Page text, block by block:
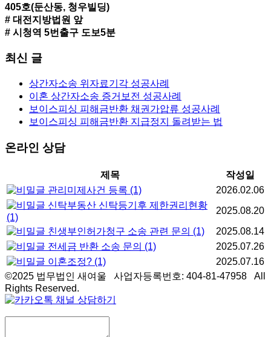
405호(둔산동, 청우빌딩)
# 대전지방법원 앞
# 시청역 5번출구 도보5분
최신 글
상간자소송 위자료기각 성공사례
이혼 상간자소송 증거보전 성공사례
보이스피싱 피해금반환 채권가압류 성공사례
보이스피싱 피해금반환 지급정지 돌려받는 법
온라인 상담
제목
작성일
관리미제사건 등록 (1)
2026.02.06
신탁부동산 신탁등기후 제한권리현황
(1)
2025.08.20
친생부인허가청구 소송 관련 문의 (1)
2025.08.14
전세금 반환 소송 문의 (1)
2025.07.26
이혼조정? (1)
2025.07.16
©2025 법무법인 새여울 사업자등록번호: 404-81-47958 All
Rights Reserved.